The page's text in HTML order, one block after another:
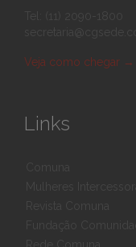
Veja como chegar →
Links